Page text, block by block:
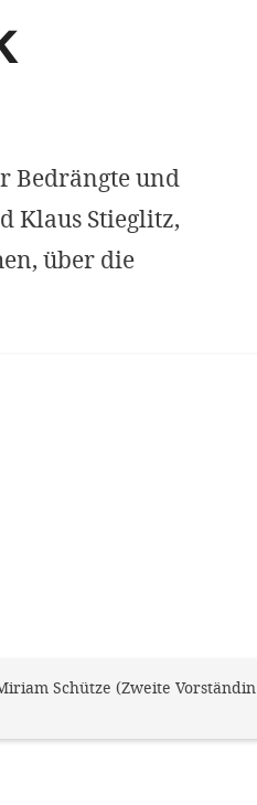
Bedrängte und
Klaus Stieglitz,
über die
Schütze (Zweite Vorständin